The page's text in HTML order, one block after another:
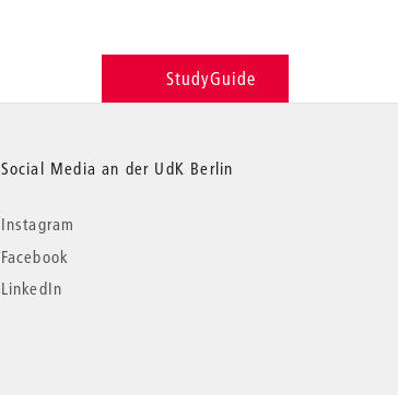
StudyGuide
Social Media an der UdK Berlin
Instagram
Facebook
LinkedIn